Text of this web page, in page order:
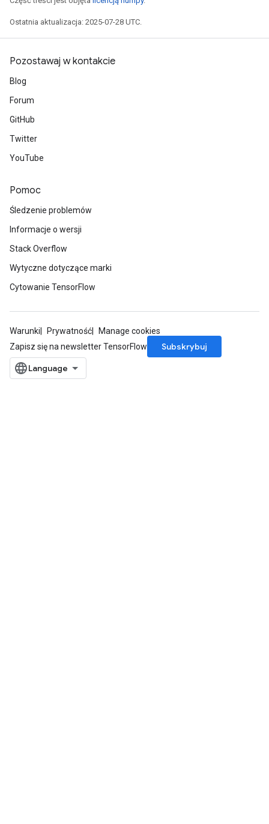
Ostatnia aktualizacja: 2025-07-28 UTC.
Pozostawaj w kontakcie
Blog
Forum
GitHub
Twitter
YouTube
Pomoc
Śledzenie problemów
Informacje o wersji
Stack Overflow
Wytyczne dotyczące marki
Cytowanie TensorFlow
Warunki Prywatność
Manage cookies
Zapisz się na newsletter TensorFlow
Subskrybuj